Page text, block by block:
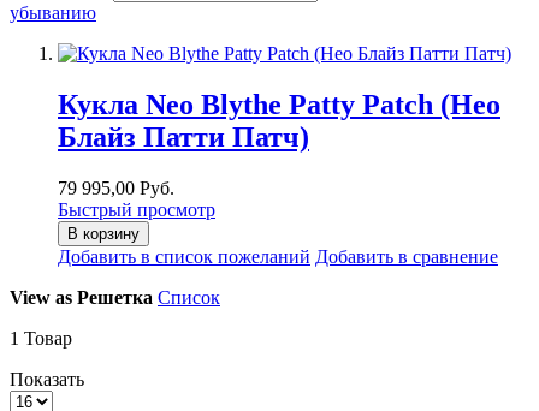
убыванию
Кукла Neo Blythe Patty Patch (Нео
Блайз Патти Патч)
79 995,00 Руб.
Быстрый просмотр
В корзину
Добавить в список пожеланий Добавить в сравнение
View as Решетка Список
1 Товар
Показать